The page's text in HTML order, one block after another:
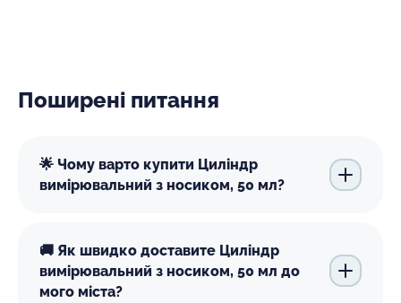
Поширені питання
🌟 Чому варто купити Циліндр
вимірювальний з носиком, 50 мл?
🚚 Як швидко доставите Циліндр
вимірювальний з носиком, 50 мл до
мого міста?